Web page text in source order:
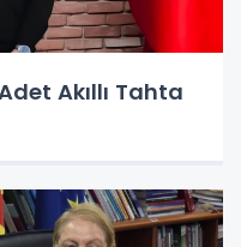
Akıllı Tahta